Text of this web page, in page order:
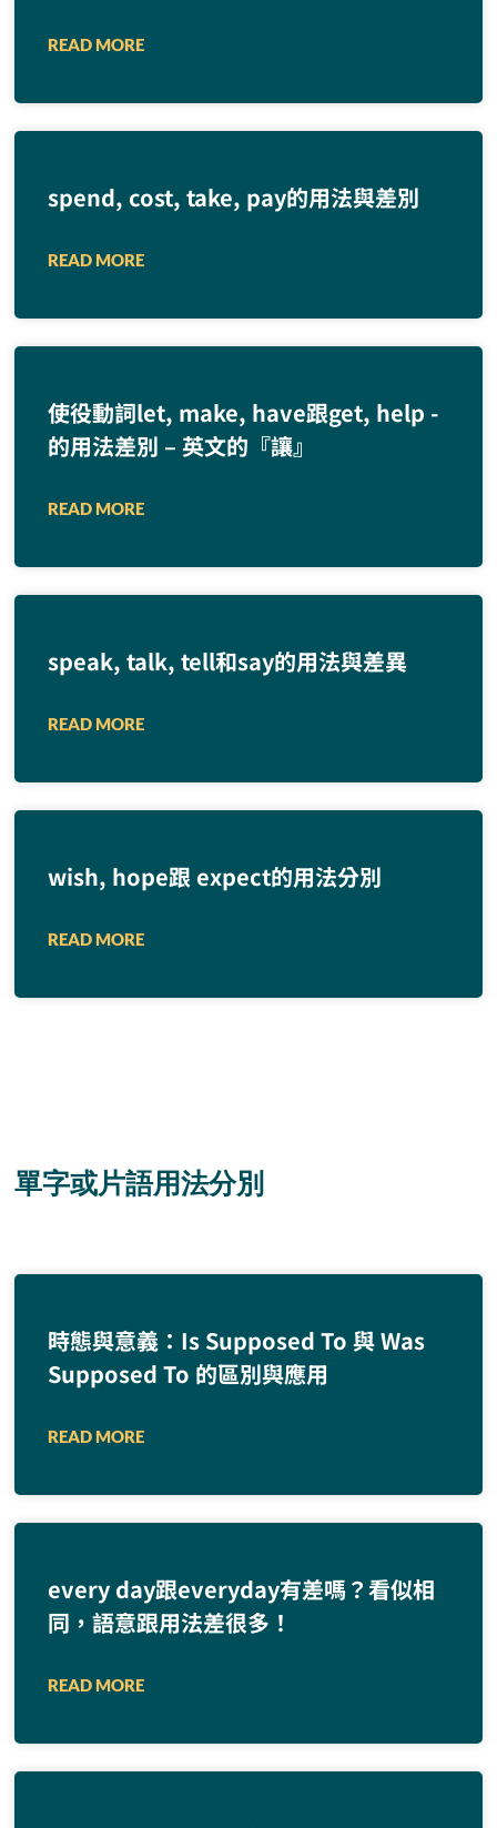
READ MORE
spend, cost, take, pay的用法與差別
READ MORE
使役動詞let, make, have跟get, help -
的用法差別 – 英文的『讓』
READ MORE
speak, talk, tell和say的用法與差異
READ MORE
wish, hope跟 expect的用法分別
READ MORE
單字或片語用法分別
時態與意義：Is Supposed To 與 Was
Supposed To 的區別與應用
READ MORE
every day跟everyday有差嗎？看似相
同，語意跟用法差很多！
READ MORE